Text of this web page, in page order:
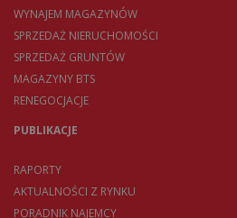
WYNAJEM MAGAZYNÓW
SPRZEDAŻ NIERUCHOMOŚCI
SPRZEDAŻ GRUNTÓW
MAGAZYNY BTS
RENEGOCJACJE
PUBLIKACJE
RAPORTY
AKTUALNOŚCI Z RYNKU
PORADNIK NAJEMCY